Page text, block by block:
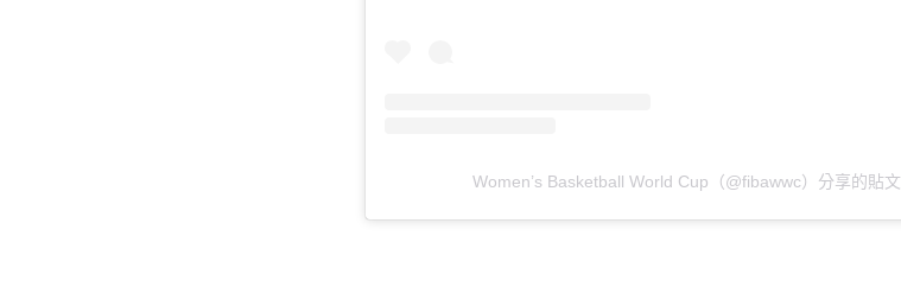
Women’s Basketball World Cup（@fibawwc）分享的貼文